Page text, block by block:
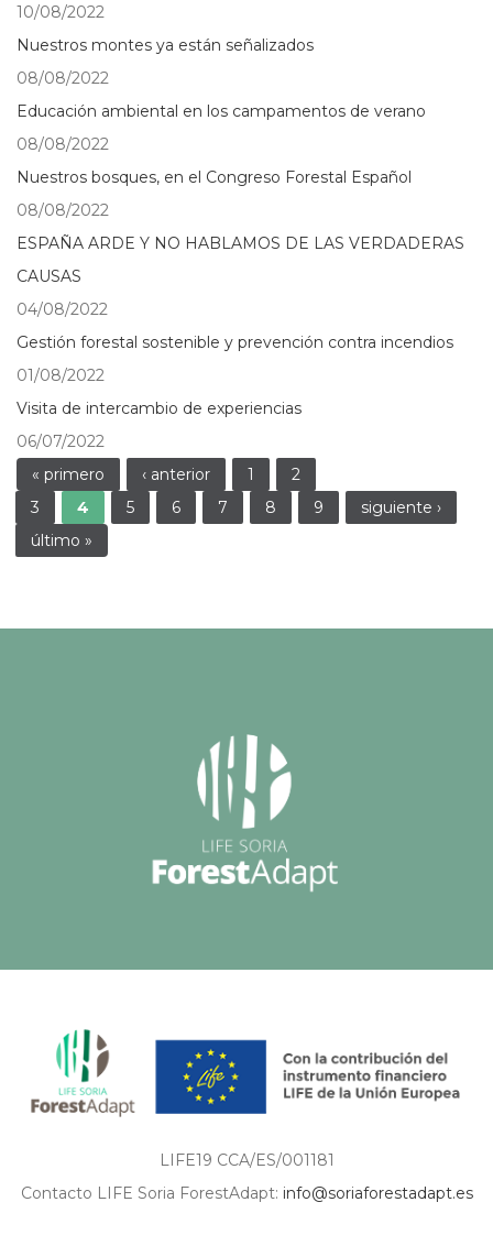
10/08/2022
Nuestros montes ya están señalizados
08/08/2022
Educación ambiental en los campamentos de verano
08/08/2022
Nuestros bosques, en el Congreso Forestal Español
08/08/2022
ESPAÑA ARDE Y NO HABLAMOS DE LAS VERDADERAS
CAUSAS
04/08/2022
Gestión forestal sostenible y prevención contra incendios
01/08/2022
Visita de intercambio de experiencias
06/07/2022
Páginas
« primero ‹ anterior 1
2
3
4 5 6 7 8 9
siguiente ›
último »
LIFE19 CCA/ES/001181
Contacto LIFE Soria ForestAdapt: info@soriaforestadapt.es